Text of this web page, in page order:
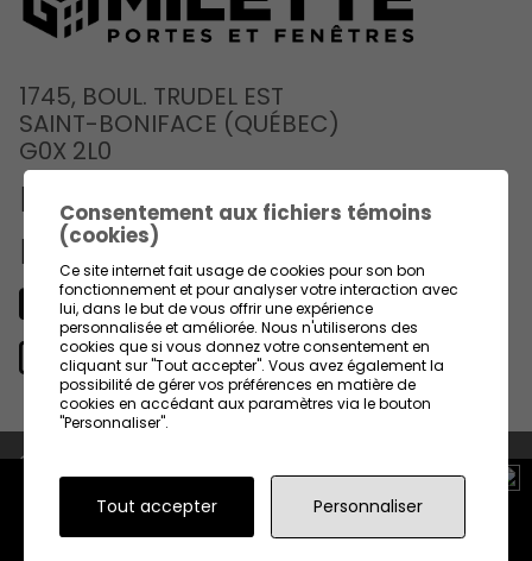
1745, BOUL. TRUDEL EST
SAINT-BONIFACE (QUÉBEC)
G0X 2L0
819 535-3325
Facebook
Site Web
© 2026
WEB + HÉBERGEMENT
Consentement aux fichiers témoins
(cookies)
Ce site internet fait usage de cookies pour son bon
fonctionnement et pour analyser votre interaction avec
lui, dans le but de vous offrir une expérience
personnalisée et améliorée. Nous n'utiliserons des
cookies que si vous donnez votre consentement en
cliquant sur "Tout accepter". Vous avez également la
possibilité de gérer vos préférences en matière de
cookies en accédant aux paramètres via le bouton
"Personnaliser".
Tout accepter Personnaliser
POSSIBILITÉ DE PAYER EN